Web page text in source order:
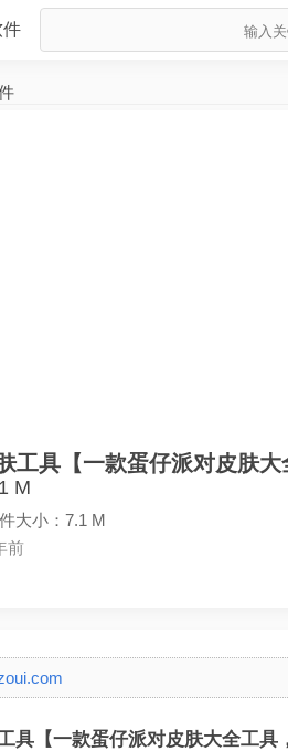
件
工具【一款蛋仔派对皮肤
M
大小：7.1 M
前
具【一款蛋仔派对皮肤大全工